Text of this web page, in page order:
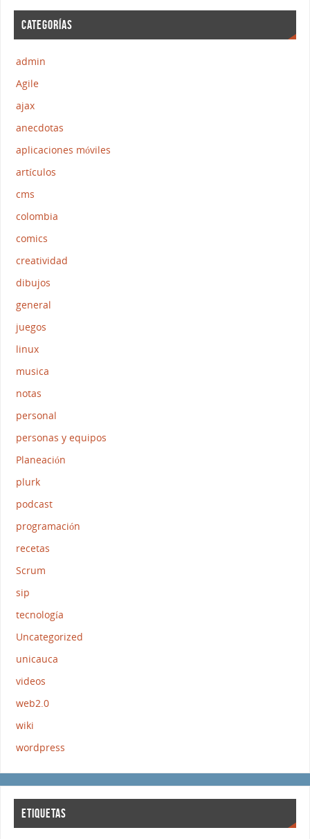
CATEGORÍAS
admin
Agile
ajax
anecdotas
aplicaciones móviles
artículos
cms
colombia
comics
creatividad
dibujos
general
juegos
linux
musica
notas
personal
personas y equipos
Planeación
plurk
podcast
programación
recetas
Scrum
sip
tecnología
Uncategorized
unicauca
videos
web2.0
wiki
wordpress
ETIQUETAS